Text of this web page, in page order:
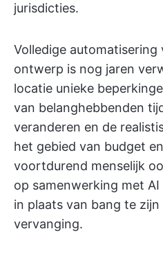
jurisdicties.
Volledige automatisering
ontwerp is nog jaren
locatie unieke
van belanghebbenden
veranderen en de
het gebied van budget
voortdurend menselijk
op samenwerking met
in plaats van bang te
vervanging.